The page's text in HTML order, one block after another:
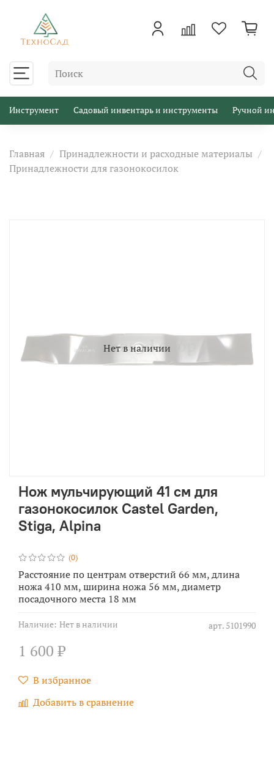
Инструмент Садовый инвентарь и инструменты Ручной
Главная
Принадлежности и расходные материалы
Принадлежности для газонокосилок
Нет в наличии
(0)
арт. 5101990
Наличие: Нет в наличии
Нож мульчирующий 41 см для
газонокосилок Castel Garden,
Stiga, Alpina
1 600 ₽
В избранное
Добавить в сравнение
Расстояние по центрам отверстий 66 мм, длина
ножа 410 мм, ширина ножа 56 мм, диаметр
посадочного места 18 мм